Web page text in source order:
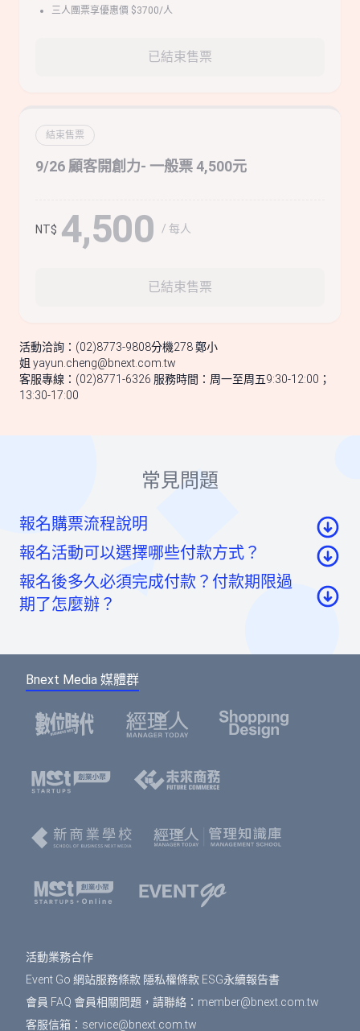
三人團票享優惠價 $3700/人
已結束售票
結束售票
9/26 顧客開創力- 一般票 4,500元
NT$ 4,500 / 每人
已結束售票
活動洽詢：(02)8773-9808分機278 鄭小
姐 yayun.cheng@bnext.com.tw
客服專線：(02)8771-6326 服務時間：周一至周五9:30-12:00；
13:30-17:00
常見問題
報名購票流程說明
至活動頁面點選「我要報名」按鈕後，至票券資
訊頁點選「請先登入」按鈕。
入。（若您尚未成為BNEXTMEDIA會員，請點選
下方的註冊按鈕，即可註冊會員帳號。）
選擇您欲報名的票種及張數後，點選「確認」按
鈕。
名表單中，加速您的報名流程。
寫每個人的資料，或只填寫一位代表人資料。若
完成後，點選「確認」按鈕。
付費活動
「確認」會到訂單預覽頁，確認訂單資訊無誤之
後，按下「確認」即完成報名。
報名活動可以選擇哪些付款方式？
信用卡：頁面將轉至綠界科技頁面線上刷卡
款成功。
報名後多久必須完成付款？付款期限過
期了怎麼辦？
費用，系統無法為您保留席次，要參加活動請重新
Bnext Media 媒體群
活動業務合作
Event Go 網站服務條款 隱私權條款 ESG永續報告書
會員 FAQ 會員相關問題，請聯絡： member@bnext.com.tw
客服信箱： service@bnext.com.tw